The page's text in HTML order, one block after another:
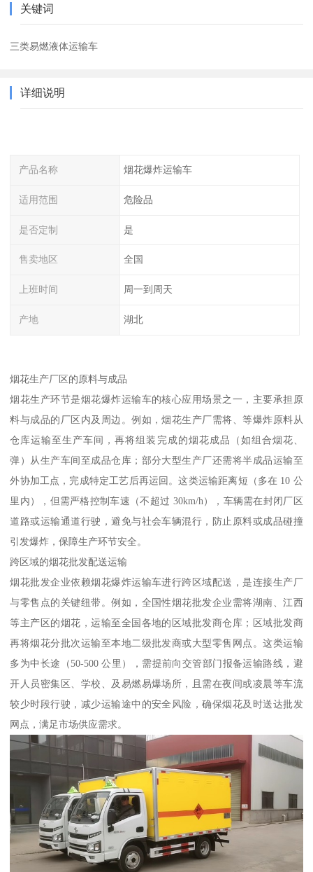
关键词
三类易燃液体运输车
详细说明
产品名称 烟花爆炸运输车
适用范围 危险品
是否定制 是
售卖地区 全国
上班时间 周一到周天
产地 湖北
烟花生产厂区的原料与成品​
烟花生产环节是烟花爆炸运输车的核心应用场景之一，主要承担原
料与成品的厂区内及周边。例如，烟花生产厂需将、等爆炸原料从
仓库运输至生产车间，再将组装完成的烟花成品（如组合烟花、
弹）从生产车间至成品仓库；部分大型生产厂还需将半成品运输至
外协加工点，完成特定工艺后再运回。这类运输距离短（多在 10 公
里内），但需严格控制车速（不超过 30km/h），车辆需在封闭厂区
道路或运输通道行驶，避免与社会车辆混行，防止原料或成品碰撞
引发爆炸，保障生产环节安全。​
跨区域的烟花批发配送运输​
烟花批发企业依赖烟花爆炸运输车进行跨区域配送，是连接生产厂
与零售点的关键纽带。例如，全国性烟花批发企业需将湖南、江西
等主产区的烟花，运输至全国各地的区域批发商仓库；区域批发商
再将烟花分批次运输至本地二级批发商或大型零售网点。这类运输
多为中长途（50-500 公里），需提前向交管部门报备运输路线，避
开人员密集区、学校、及易燃易爆场所，且需在夜间或凌晨等车流
较少时段行驶，减少运输途中的安全风险，确保烟花及时送达批发
网点，满足市场供应需求。​